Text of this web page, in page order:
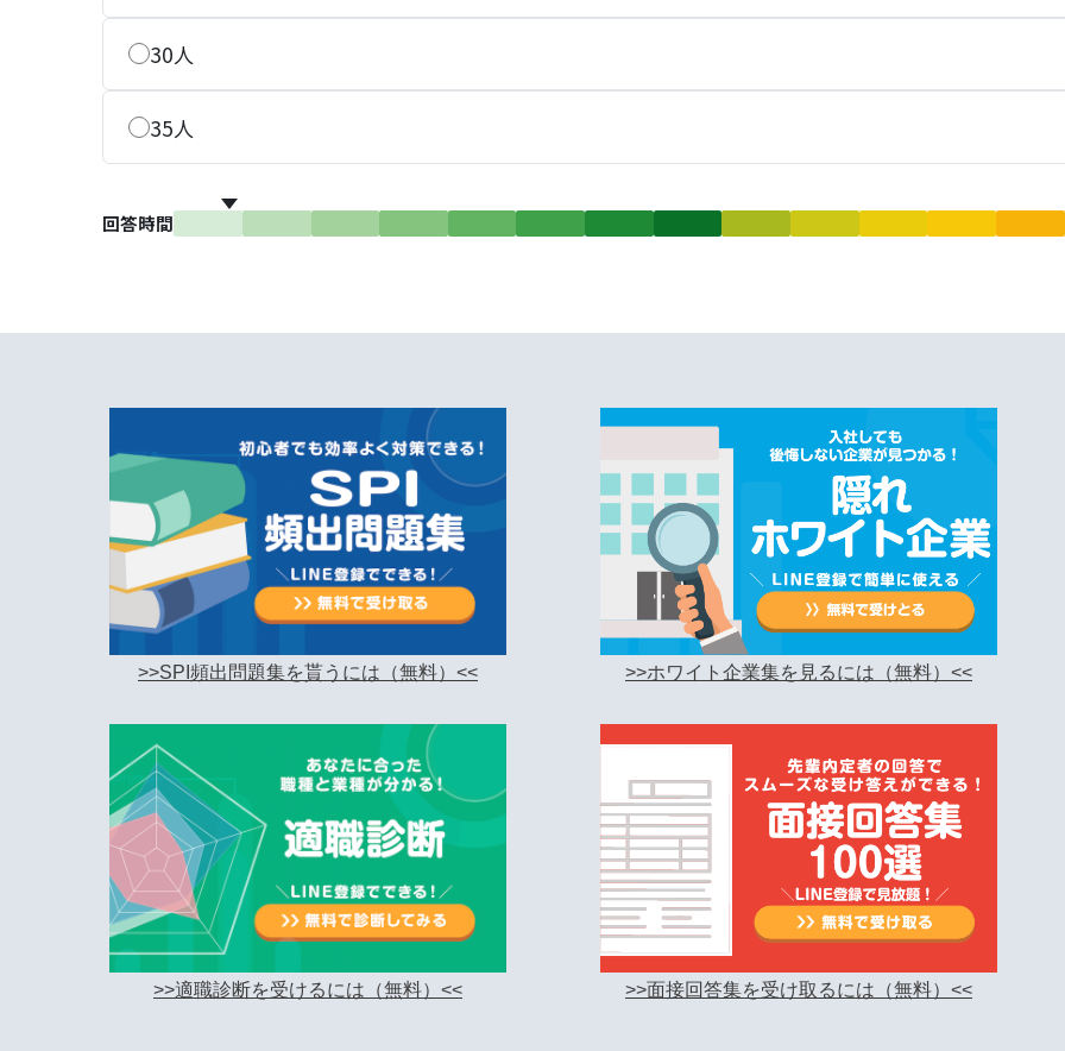
30人
35人
回答時間
>>SPI頻出問題集を貰うには（無料）<<
>>適職診断を受けるには（無料）<<
>>ホワイト企業集を見るには（無料）<<
>>面接回答集を受け取るには（無料）<<